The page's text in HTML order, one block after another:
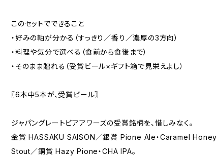
このセットでできること
・好みの軸が分かる（すっきり／香り／濃厚の3方向）
・料理や気分で選べる（食前から食後まで）
・そのまま贈れる（受賞ビール×ギフト箱で見栄えよし）
〖6本中5本が、受賞ビール〗
ジャパングレートビアアワーズの受賞銘柄を、惜しみなく。
金賞 HASSAKU SAISON／銀賞 Pione Ale・Caramel Honey
Stout／銅賞 Hazy Pione・CHA IPA。